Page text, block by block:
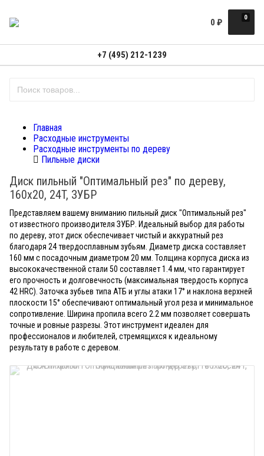
0
0 ₽
+7 (495) 212-1239
Главная
Расходные инструменты
Расходные инструменты по дереву
Пильные диски
Диск пильный "Оптимальный рез" по дереву,
160x20, 24T, ЗУБР
Представляем вашему вниманию пильный диск "Оптимальный рез"
от известного производителя ЗУБР. Идеальный выбор для работы
по дереву, этот диск обеспечивает чистый и аккуратный рез
благодаря 24 твердосплавным зубьям. Диаметр диска составляет
160 мм с посадочным диаметром 20 мм. Толщина корпуса диска из
высококачественной стали 50 составляет 1.4 мм, что гарантирует
его прочность и долговечность (максимальная твердость корпуса
42 HRC). Заточка зубьев типа АТБ и углы атаки 17° и наклона верхней
плоскости 15° обеспечивают оптимальный угол реза и минимальное
сопротивление. Ширина пропила всего 2.2 мм позволяет совершать
точные и ровные разрезы. Этот инструмент идеален для
профессионалов и любителей, стремящихся к идеальному
результату в работе с деревом.